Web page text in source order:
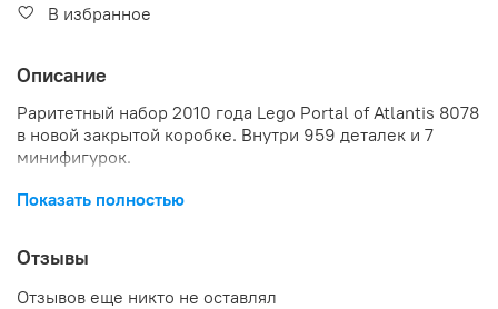
В избранное
Описание
Раритетный набор 2010 года Lego Portal of Atlantis 8078
в новой закрытой коробке. Внутри 959 деталек и 7
минифигурок.
Показать полностью
Отзывы
Отзывов еще никто не оставлял